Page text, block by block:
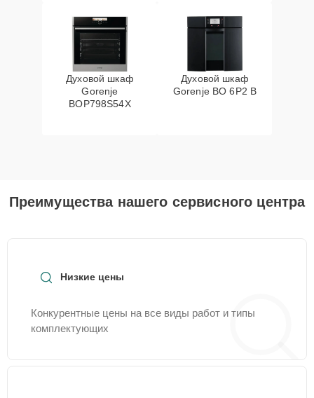
Духовой шкаф
Gorenje
BOP798S54X
Духовой шкаф
Gorenje BO 6P2 B
Преимущества нашего сервисного центра
Низкие цены
Конкурентные цены на все виды работ и типы
комплектующих